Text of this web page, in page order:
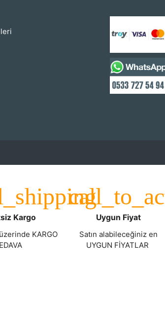
Kargo
KARGO
Uygun Fiyat
Satın alabileceğiniz en
UYGUN FİYATLAR